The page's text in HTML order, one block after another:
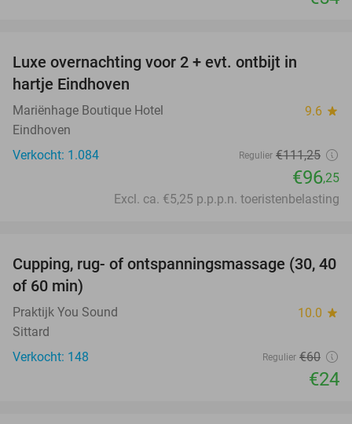
Luxe overnachting voor 2 + evt. ontbijt in
hartje Eindhoven
Mariënhage Boutique Hotel 9.6 star
Eindhoven
Verkocht: 1.084
Regulier €111,25
€96,25
Excl. ca. €5,25 p.p.p.n. toeristenbelasting
60%
Cupping, rug- of ontspanningsmassage (30, 40
of 60 min)
Praktijk You Sound 10.0 star
Sittard
Verkocht: 148
Regulier €60
€24